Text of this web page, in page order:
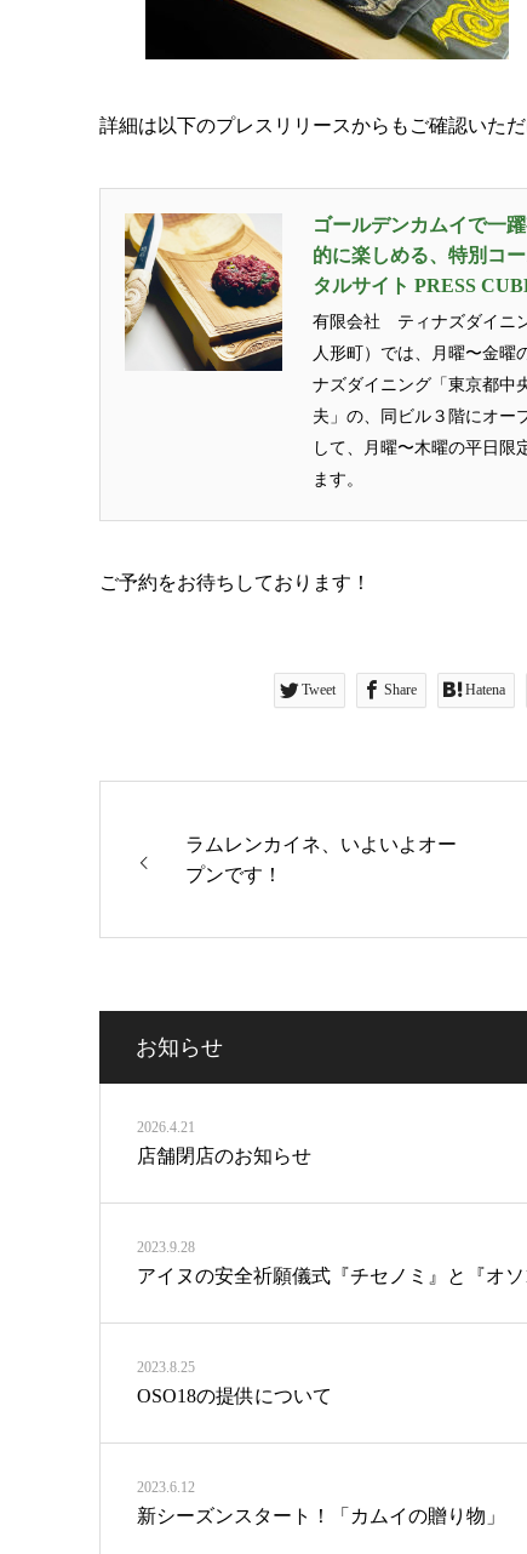
詳細は以下のプレスリリースからもご確認いただ
ゴールデンカムイで一
的に楽しめる、特別コ
タルサイト PRESS
有限会社 ティナズダイニ
人形町）では、月曜〜金曜
ナズダイニング「東京都
夫」の、同ビル３階にオー
して、月曜〜木曜の平日限
ます。
ご予約をお待ちしております！
Tweet Share Hatena
ラムレンカイネ、いよいよオー
プンです！
お知らせ
2026.4.21
店舗閉店のお知らせ
2023.9.28
アイヌの安全祈願儀式『チセノミ』と『オ
2023.8.25
OSO18の提供について
2023.6.12
新シーズンスタート！「カムイの贈り物」